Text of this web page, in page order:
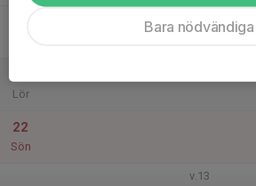
Lör
22
Sön
v.13
Bara nödvändiga